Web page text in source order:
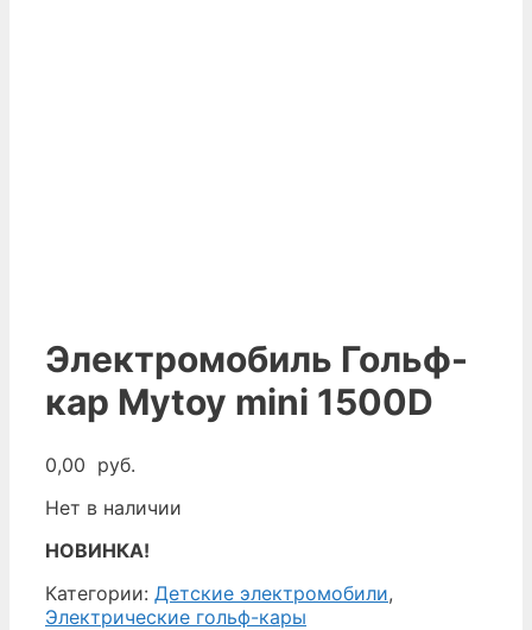
Электромобиль Гольф-
кар Mytoy mini 1500D
0,00 руб.
Нет в наличии
НОВИНКА!
Категории: Детские электромобили,
Электрические гольф-кары